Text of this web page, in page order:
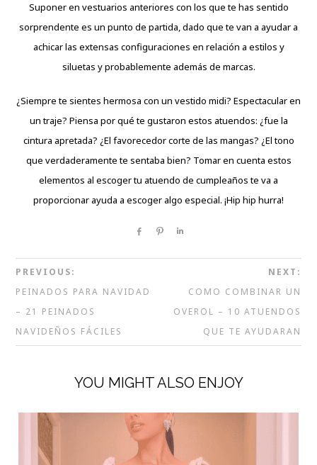
Suponer en vestuarios anteriores con los que te has sentido
sorprendente es un punto de partida, dado que te van a ayudar a
achicar las extensas configuraciones en relación a estilos y
siluetas y probablemente además de marcas.
¿Siempre te sientes hermosa con un vestido midi? Espectacular en
un traje? Piensa por qué te gustaron estos atuendos: ¿fue la
cintura apretada? ¿El favorecedor corte de las mangas? ¿El tono
que verdaderamente te sentaba bien? Tomar en cuenta estos
elementos al escoger tu atuendo de cumpleaños te va a
proporcionar ayuda a escoger algo especial. ¡Hip hip hurra!
Share Pin
PREVIOUS:
PEINADOS PARA NAVIDAD
– 21 PEINADOS
NAVIDEÑOS FÁCILES
NEXT:
COMO COMBINAR UN
OVEROL – 10 ATUENDOS
QUE TE AYUDARAN
YOU MIGHT ALSO ENJOY